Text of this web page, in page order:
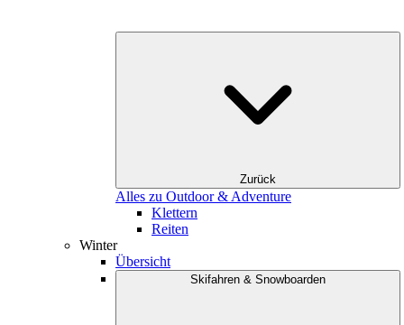
Zurück
Alles zu Outdoor & Adventure
Klettern
Reiten
Winter
Übersicht
Skifahren & Snowboarden